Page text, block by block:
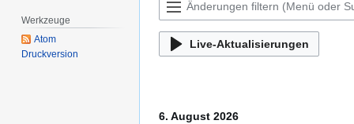
Live-Aktualisierungen
6. August 2026
Werkzeuge
Atom
Druckversion